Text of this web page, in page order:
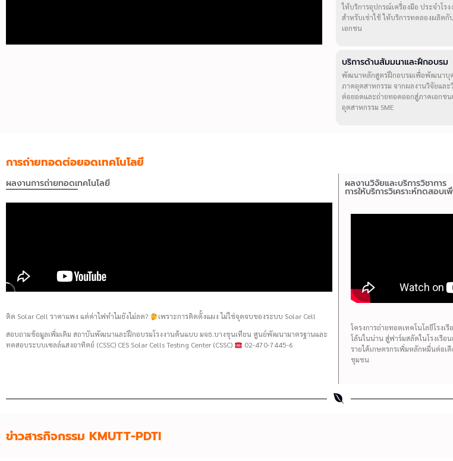
ให้บริการอุปกรณ์เครื่องมือ ประจำโร
สำหรับเช่าใช้ ให้บริการทดลองผลิตกั
เอกชน
บริการด้านสัมมนาและฝึกอบรม
พัฒนาหลักสูตรฝึกอบรมเพื่อพัฒนาบุ
ภาคอุตสาหกรรม จากผลงานวิจัยและ
ต่อยอดและถ่ายทอดออกสู่ภาคเอกชน
อุตสาหกรรม SME
การถ่ายทอดต่อยอดเทคโนโลยี
ผลงานการถ่ายทอดเทคโนโลยี
ติด Solar Cell ราคาแพง แต่ค่าไฟทำไมยังไม่ลด?
เพราะการติดตั้งแผง ไม่ใช่จุดจบของระบบ Solar Cell
สอบถามข้อมูลเพิ่มเติม สถาบันพัฒนาและฝึกอบรมโรงงานต้นแบบ มจธ.บางขุนเทียน ศูนย์พัฒนามาตรฐานและ
ทดสอบระบบเซลล์แสงอาทิตย์ (CSSC) CES Solar Cells Testing Center (CSSC)
02-470-7445-6
ผลงานวิจัยและบริการวิชาการ
การให้บริการวิเคราะห์ทดสอบ
โครงการถ่ายทอดเทคโนโลยีโรง
โล้นในน่าน สู่ฟาร์มสลัดในโรงเรื
รายได้เกษตรกรเพิ่มหลักหมื่นต่อ
ชุมชน
ข่าวสารกิจกรรม KMUTT-PDTI